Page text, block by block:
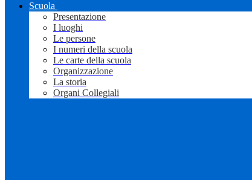
Scuola
Presentazione
I luoghi
Le persone
I numeri della scuola
Le carte della scuola
Organizzazione
La storia
Organi Collegiali